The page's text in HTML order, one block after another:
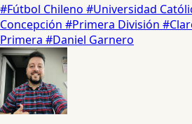
#Fútbol Chileno #Universidad
Concepción #Primera División
Primera #Daniel Garnero